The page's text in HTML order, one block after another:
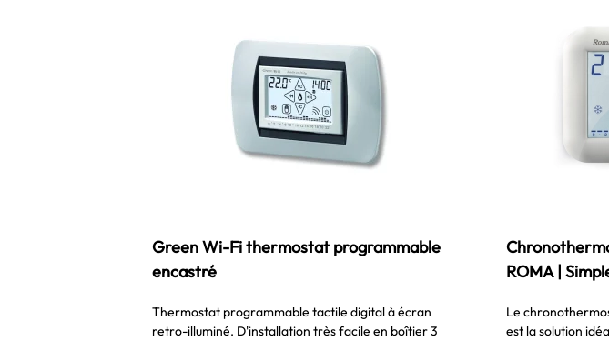
Green Wi-Fi thermostat programmable
encastré
Thermostat programmable tactile digital à écran
retro-illuminé. D'installation très facile en boîtier 3
ROMA |
Le
est la solution